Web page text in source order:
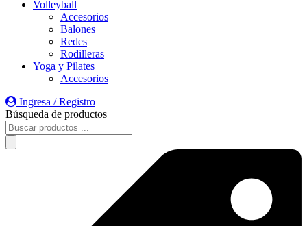
Volleyball
Accesorios
Balones
Redes
Rodilleras
Yoga y Pilates
Accesorios
Ingresa / Registro
Búsqueda de productos